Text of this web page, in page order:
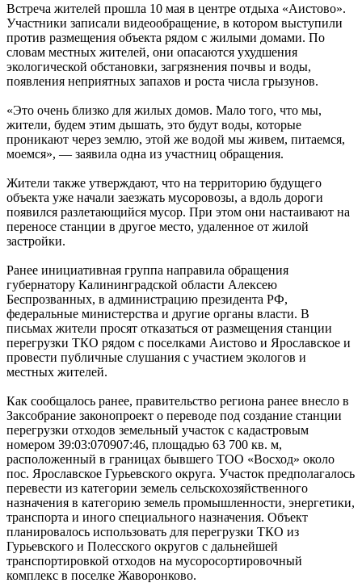
Встреча жителей прошла 10 мая в центре отдыха «Аистово».
Участники записали видеообращение, в котором выступили
против размещения объекта рядом с жилыми домами. По
словам местных жителей, они опасаются ухудшения
экологической обстановки, загрязнения почвы и воды,
появления неприятных запахов и роста числа грызунов.
«Это очень близко для жилых домов. Мало того, что мы,
жители, будем этим дышать, это будут воды, которые
проникают через землю, этой же водой мы живем, питаемся,
моемся», — заявила одна из участниц обращения.
Жители также утверждают, что на территорию будущего
объекта уже начали заезжать мусоровозы, а вдоль дороги
появился разлетающийся мусор. При этом они настаивают на
переносе станции в другое место, удаленное от жилой
застройки.
Ранее инициативная группа направила обращения
губернатору Калининградской области Алексею
Беспрозванных, в администрацию президента РФ,
федеральные министерства и другие органы власти. В
письмах жители просят отказаться от размещения станции
перегрузки ТКО рядом с поселками Аистово и Ярославское и
провести публичные слушания с участием экологов и
местных жителей.
Как сообщалось ранее, правительство региона ранее внесло в
Заксобрание законопроект о переводе под создание станции
перегрузки отходов земельный участок с кадастровым
номером 39:03:070907:46, площадью 63 700 кв. м,
расположенный в границах бывшего ТОО «Восход» около
пос. Ярославское Гурьевского округа. Участок предполагалось
перевести из категории земель сельскохозяйственного
назначения в категорию земель промышленности, энергетики,
транспорта и иного специального назначения. Объект
планировалось использовать для перегрузки ТКО из
Гурьевского и Полесского округов с дальнейшей
транспортировкой отходов на мусоросортировочный
комплекс в поселке Жаворонково.